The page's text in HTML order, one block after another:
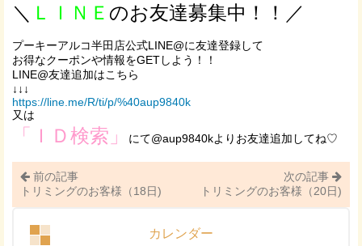
＼ ＬＩＮＥ のお友達募集中！！／
プーキーアルコ半田店公式LINE@に友達登録して
お得なクーポンや情報をGETしよう！！
LINE@友達追加はこちら
↓↓↓
https://line.me/R/ti/p/%40aup9840k
又は
「ＩＤ検索」 にて@aup9840kよりお友達追加してね♡
前の記事
トリミングのお客様（18日)
次の記事
トリミングのお客様（20日)
カレンダー